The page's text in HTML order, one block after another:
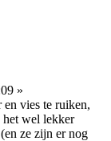
»
en vies te ruiken,
wel lekker
ze zijn er nog